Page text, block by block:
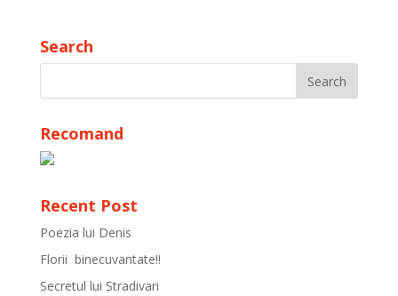
Search
Recomand
Recent Post
Poezia lui Denis
Florii binecuvantate!!
Secretul lui Stradivari